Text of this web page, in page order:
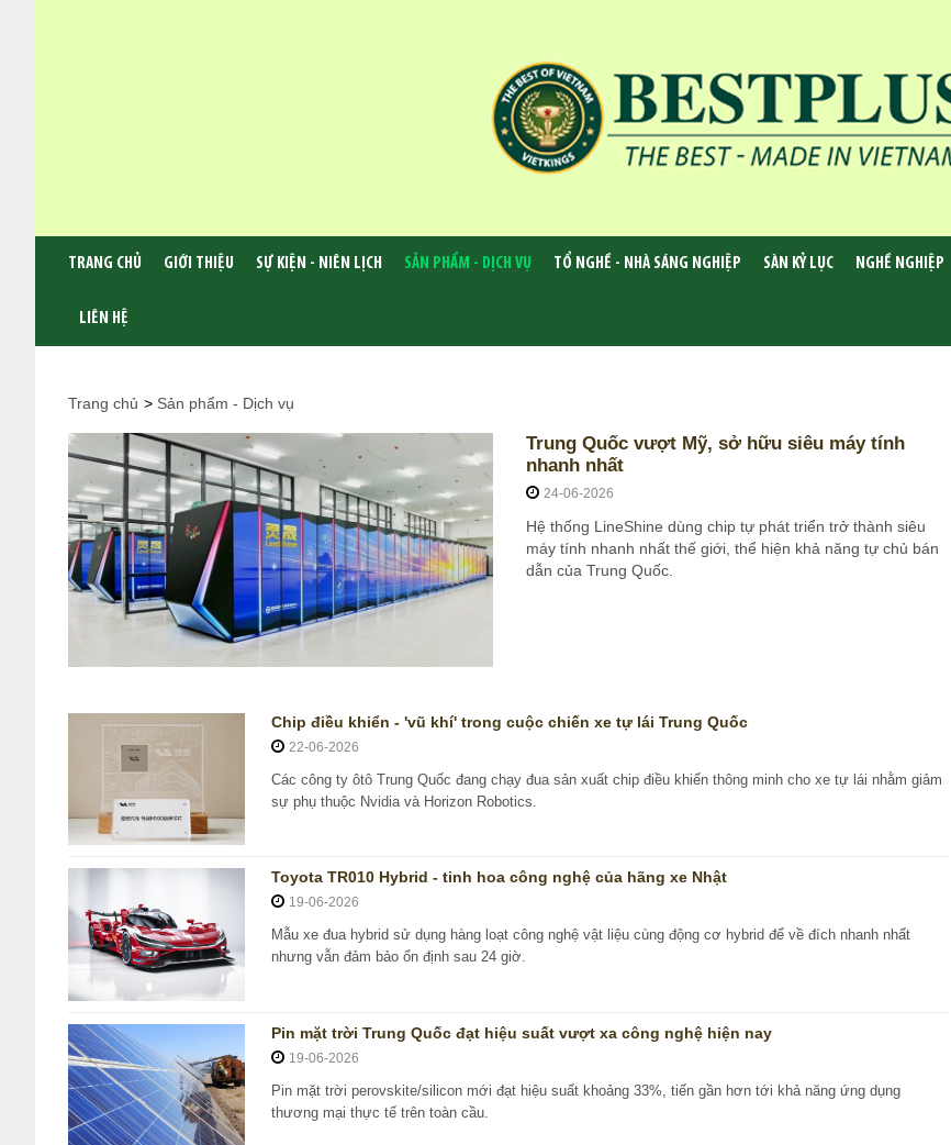
TRANG CHỦ GIỚI THIỆU SỰ KIỆN - NIÊN LỊCH SẢN PHẨM - DỊCH VỤ TỔ NGHỀ - NHÀ SÁNG NGHIỆP SÀN KỶ LỤC NGHỀ NGHIỆP
LIÊN HỆ
Trang chủ > Sản phẩm - Dịch vụ
Trung Quốc vượt Mỹ, sở hữu siêu máy tính
nhanh nhất
24-06-2026
Hệ thống LineShine dùng chip tự phát triển trở thành siêu
máy tính nhanh nhất thế giới, thể hiện khả năng tự chủ bán
dẫn của Trung Quốc.
Chip điều khiển - 'vũ khí' trong cuộc chiến xe tự lái Trung Quốc
22-06-2026
Các công ty ôtô Trung Quốc đang chạy đua sản xuất chip điều khiển thông minh cho xe tự lái nhằm giảm
sự phụ thuộc Nvidia và Horizon Robotics.
Toyota TR010 Hybrid - tinh hoa công nghệ của hãng xe Nhật
19-06-2026
Mẫu xe đua hybrid sử dụng hàng loạt công nghệ vật liệu cùng động cơ hybrid để về đích nhanh nhất
nhưng vẫn đảm bảo ổn định sau 24 giờ.
Pin mặt trời Trung Quốc đạt hiệu suất vượt xa công nghệ hiện nay
19-06-2026
Pin mặt trời perovskite/silicon mới đạt hiệu suất khoảng 33%, tiến gần hơn tới khả năng ứng dụng
thương mại thực tế trên toàn cầu.